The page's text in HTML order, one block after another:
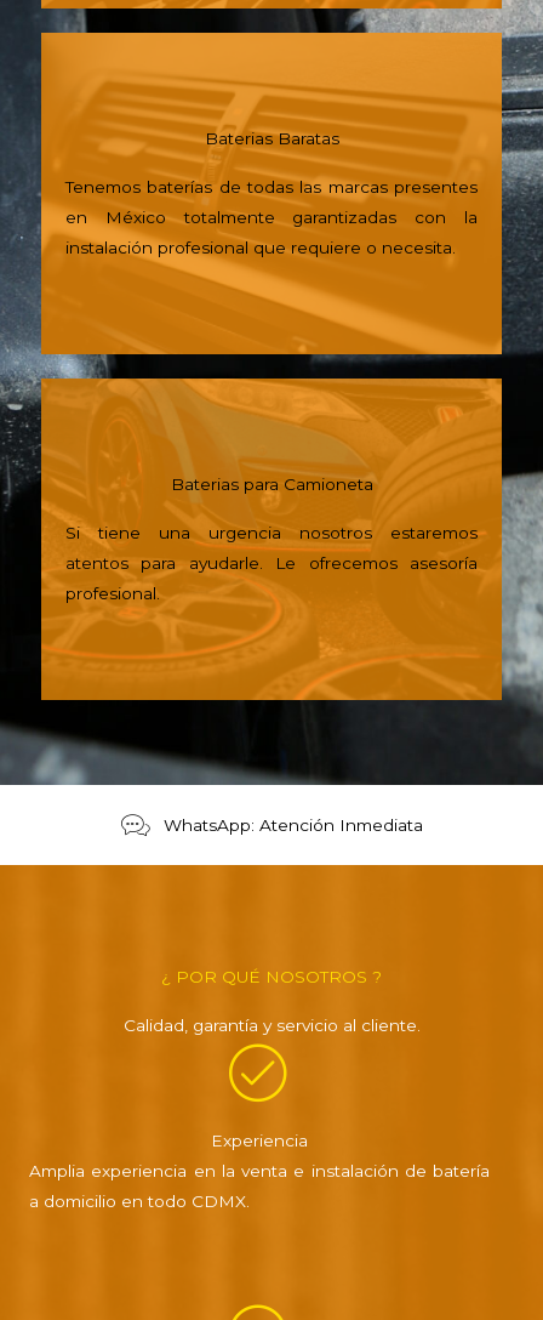
Baterias Baratas
Tenemos baterías de todas las marcas presentes
en México totalmente garantizadas con la
instalación profesional que requiere o necesita.
Baterias para Camioneta
Si tiene una urgencia nosotros estaremos
atentos para ayudarle. Le ofrecemos asesoría
profesional.
WhatsApp: Atención Inmediata
¿ POR QUÉ NOSOTROS ?
Calidad, garantía y servicio al cliente.
Experiencia
Amplia experiencia en la venta e instalación de batería
a domicilio en todo CDMX.